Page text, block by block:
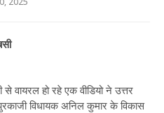
से वायरल हो रहे एक वीडियो ने उत्तर
विधायक अनिल कुमार के विकास